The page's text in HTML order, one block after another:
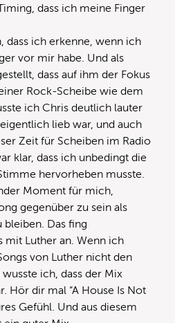
dass ich meine Finger
dass ich erkenne, wenn ich
vor mir habe. Und als
dass auf ihm der Fokus
Rock-Scheibe wie dem
ich Chris deutlich lauter
lieb war, und auch
Zeit für Scheiben im Radio
klar, dass ich unbedingt die
hervorheben musste.
Moment für mich,
gegenüber zu sein als
bleiben. Das fing
mit Luther an. Wenn ich
von Luther nicht den
ich, dass der Mix
Hör dir mal “A House Is Not
Gefühl. Und aus diesem